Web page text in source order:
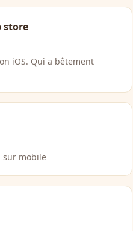
store
iOS. Qui a bêtement
sur mobile